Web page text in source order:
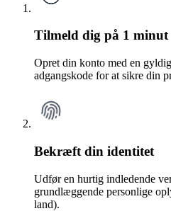
Tilmeld dig på 1 minut
Opret din konto med en
adgangskode for at sikre din
Bekræft din identitet
Udfør en hurtig indledende
grundlæggende personlige
land).